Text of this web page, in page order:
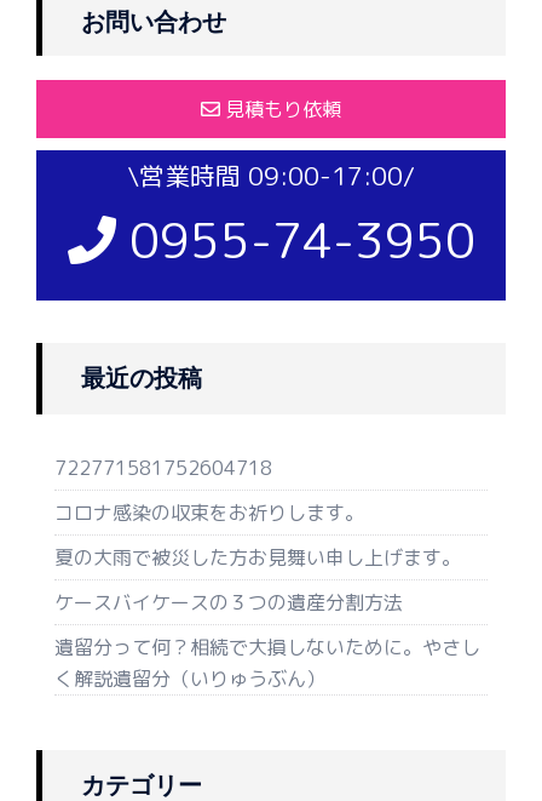
お問い合わせ
見積もり依頼
\営業時間 09:00-17:00/
0955-74-3950
最近の投稿
722771581752604718
コロナ感染の収束をお祈りします。
夏の大雨で被災した方お見舞い申し上げます。
ケースバイケースの３つの遺産分割方法
遺留分って何？相続で大損しないために。やさし
く解説遺留分（いりゅうぶん）
カテゴリー